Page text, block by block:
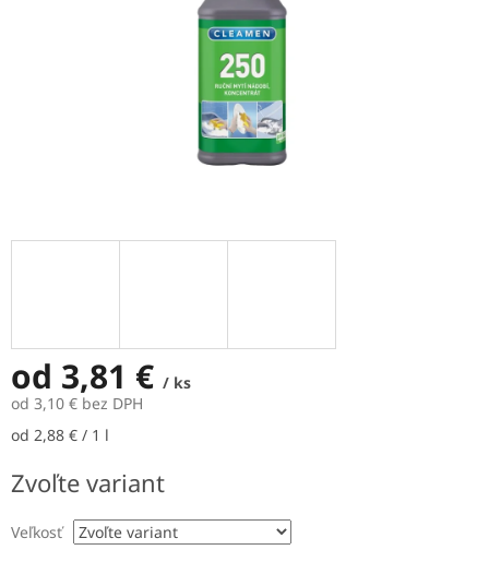
od 3,81 € / ks
od 3,10 € bez DPH
Jednotková
od 2,88 € / 1 l
Zvoľte variant
Veľkosť